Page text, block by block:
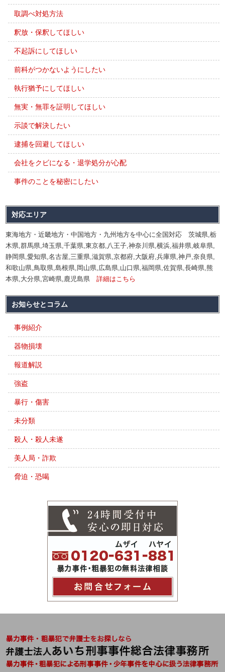
取調べ対処方法
釈放・保釈してほしい
不起訴にしてほしい
前科がつかないようにしたい
執行猶予にしてほしい
無実・無罪を証明してほしい
示談で解決したい
逮捕を回避してほしい
会社をクビになる・退学処分が心配
事件のことを秘密にしたい
対応エリア
東海地方・近畿地方・中国地方・九州地方を中心に全国対応 茨城県,栃
木県,群馬県,埼玉県,千葉県,東京都,八王子,神奈川県,横浜,福井県,岐阜県,
静岡県,愛知県,名古屋,三重県,滋賀県,京都府,大阪府,兵庫県,神戸,奈良県,
和歌山県,鳥取県,島根県,岡山県,広島県,山口県,福岡県,佐賀県,長崎県,熊
本県,大分県,宮崎県,鹿児島県詳細はこちら
お知らせとコラム
事例紹介
器物損壊
報道解説
強盗
暴行・傷害
未分類
殺人・殺人未遂
美人局・詐欺
脅迫・恐喝